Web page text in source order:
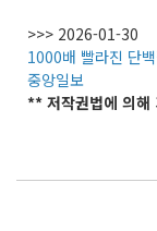
>>> 2026-01-30
1000배 빨라진 단
중앙일보
** 저작권법에 의해